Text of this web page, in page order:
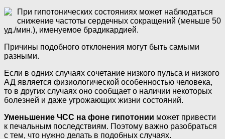
При гипотонических состояниях может наблюдаться
снижение частоты сердечных сокращений (меньше 50
уд./мин.), именуемое брадикардией.
Причины подобного отклонения могут быть самыми
разными.
Если в одних случаях сочетание низкого пульса и низкого
АД является физиологической особенностью человека,
то в других случаях оно сообщает о наличии некоторых
болезней и даже угрожающих жизни состояний.
Уменьшение ЧСС на фоне гипотонии может привести
к печальным последствиям. Поэтому важно разобраться
с тем, что нужно делать в подобных случаях.